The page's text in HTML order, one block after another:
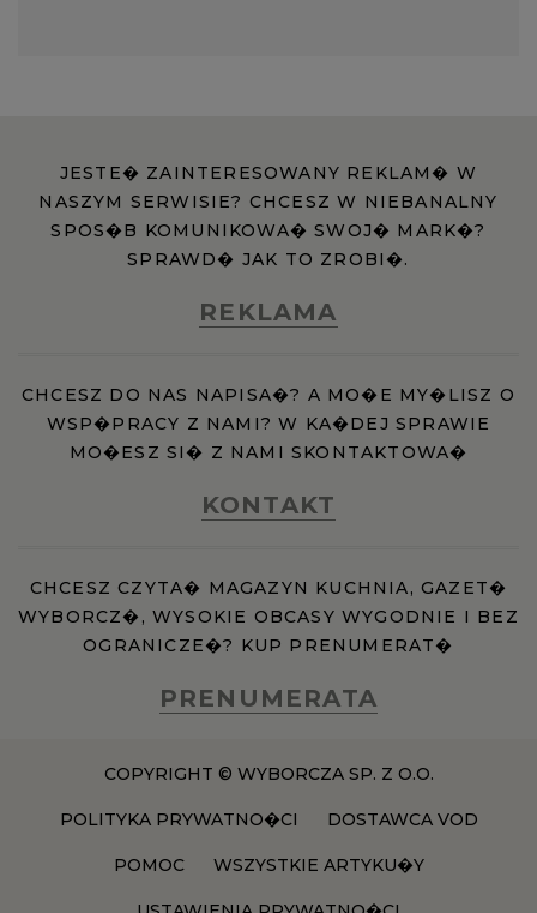
JESTE� ZAINTERESOWANY REKLAM� W
NASZYM SERWISIE? CHCESZ W NIEBANALNY
SPOS�B KOMUNIKOWA� SWOJ� MARK�?
SPRAWD� JAK TO ZROBI�.
REKLAMA
CHCESZ DO NAS NAPISA�? A MO�E MY�LISZ O
WSP�PRACY Z NAMI? W KA�DEJ SPRAWIE
MO�ESZ SI� Z NAMI SKONTAKTOWA�
KONTAKT
CHCESZ CZYTA� MAGAZYN KUCHNIA, GAZET�
WYBORCZ�, WYSOKIE OBCASY WYGODNIE I BEZ
OGRANICZE�? KUP PRENUMERAT�
PRENUMERATA
COPYRIGHT © WYBORCZA SP. Z O.O.
POLITYKA PRYWATNO�CI DOSTAWCA VOD
POMOC WSZYSTKIE ARTYKU�Y